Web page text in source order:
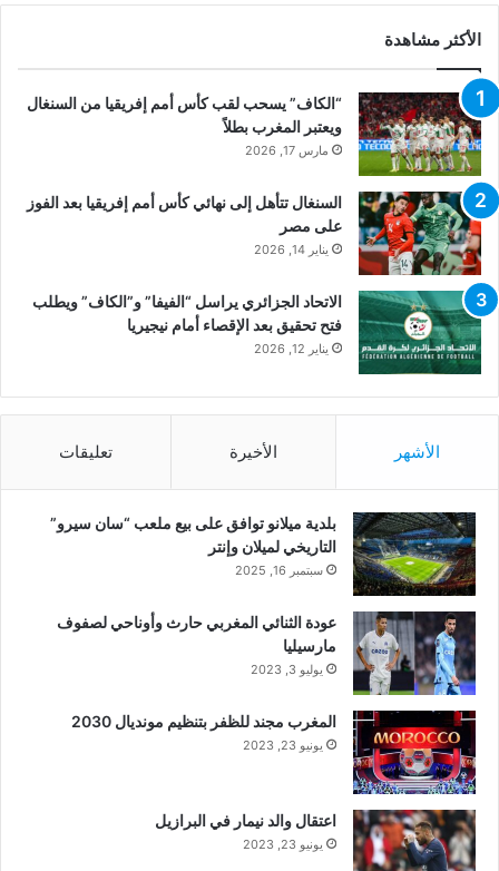
الأكثر مشاهدة
“الكاف” يسحب لقب كأس أمم إفريقيا من السنغال
ويعتبر المغرب بطلاً
مارس 17, 2026
السنغال تتأهل إلى نهائي كأس أمم إفريقيا بعد الفوز
على مصر
يناير 14, 2026
الاتحاد الجزائري يراسل “الفيفا” و”الكاف” ويطلب
فتح تحقيق بعد الإقصاء أمام نيجيريا
يناير 12, 2026
الأشهر الأخيرة تعليقات
بلدية ميلانو توافق على بيع ملعب “سان سيرو”
التاريخي لميلان وإنتر
سبتمبر 16, 2025
عودة الثنائي المغربي حارث وأوناحي لصفوف
مارسيليا
يوليو 3, 2023
المغرب مجند للظفر بتنظيم مونديال 2030
يونيو 23, 2023
اعتقال والد نيمار في البرازيل
يونيو 23, 2023